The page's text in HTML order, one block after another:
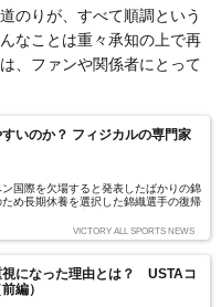
のりが、すべて順調という
なことは重々承知の上で再
、ファンや関係者にとって
いのか？ フィジカルの専門家
国際を欠場すると発表したばかりの錦
め長期休養を選択した錦織選手の復帰
アップされるほどATPツアーにとって
織選手。彼はなぜ世界のトップ選手た
明かしたいと思います。身体の構造に
登氏に聞いた錦織選手の強みとケガへ
とは？
VICTORY ALL SPORTS NEWS
視になった理由とは？ USTAコ
編）